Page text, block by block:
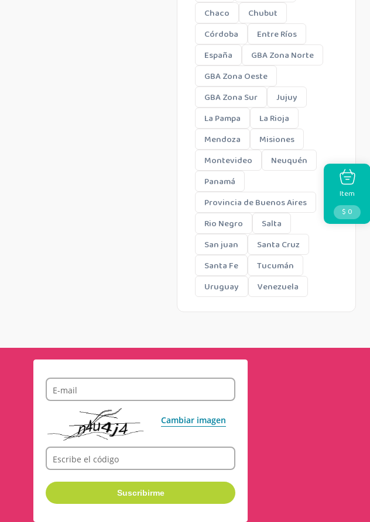
Chaco
Chubut
Córdoba
Entre Ríos
España
GBA Zona Norte
GBA Zona Oeste
GBA Zona Sur
Jujuy
La Pampa
La Rioja
Mendoza
Misiones
Montevideo
Neuquén
Panamá
Provincia de Buenos Aires
Rio Negro
Salta
San juan
Santa Cruz
Santa Fe
Tucumán
Uruguay
Venezuela
E-mail
Cambiar imagen
Escribe el código
Item
$ 0